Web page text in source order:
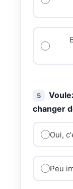
5
changer
Oui,
Peu